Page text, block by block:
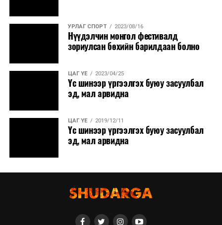
УРЛАГ СПОРТ 2023/08/16
Нүүдэлчин монгол фестивалд
зориулсан бөхийн барилдаан болно
ЦАГ ҮЕ 2023/04/25
Үс шинээр үргээлгэх буюу засуулбал
эд, мал арвидна
ЦАГ ҮЕ 2019/12/11
Үс шинээр үргээлгэх буюу засуулбал
эд, мал арвидна